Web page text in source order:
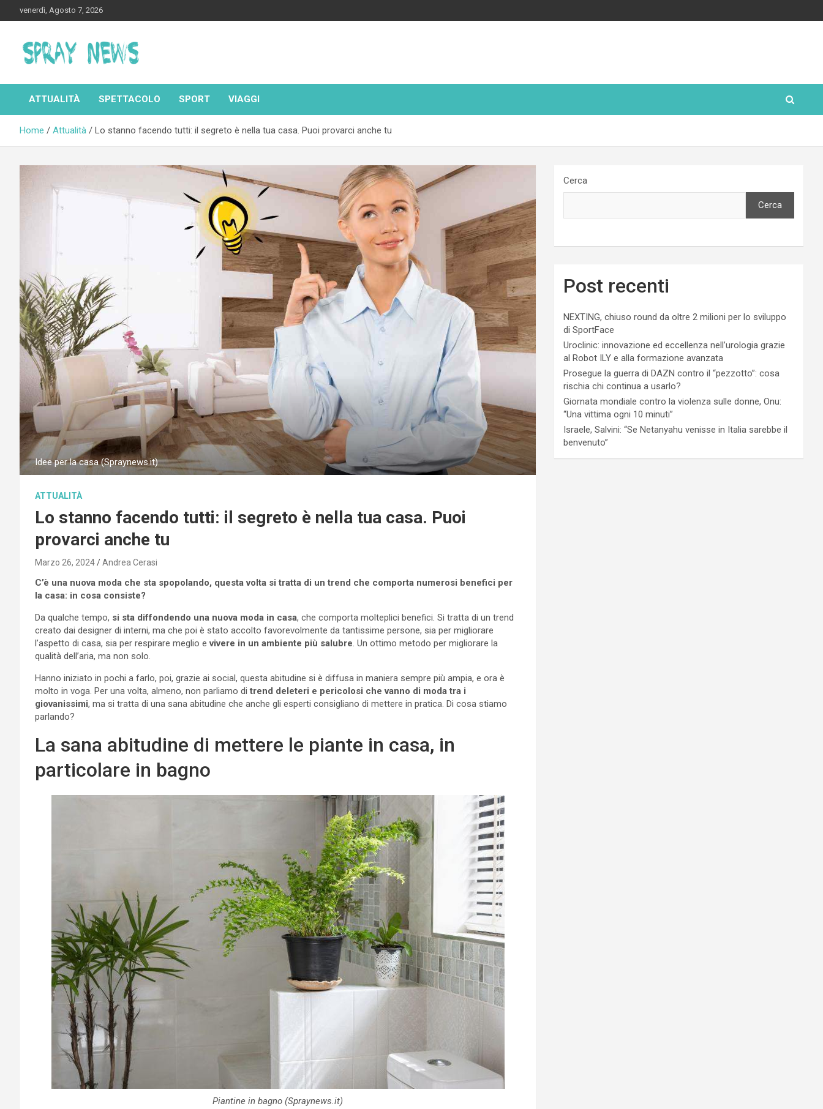
to
venerdì, Agosto 7, 2026
Spraynews.it
ATTUALITÀ SPETTACOLO SPORT VIAGGI
Home Attualità Lo stanno facendo tutti: il segreto è nella tua casa. Puoi provarci anche tu
Idee per la casa (Spraynews.it)
ATTUALITÀ
Lo stanno facendo tutti: il segreto è nella tua casa. Puoi
provarci anche tu
Marzo 26, 2024 Andrea Cerasi
C’è una nuova moda che sta spopolando, questa volta si tratta di un trend che comporta numerosi benefici per
la casa: in cosa consiste?
Da qualche tempo, si sta diffondendo una nuova moda in casa, che comporta molteplici benefici. Si tratta di un trend
creato dai designer di interni, ma che poi è stato accolto favorevolmente da tantissime persone, sia per migliorare
l’aspetto di casa, sia per respirare meglio evivere in un ambiente più salubre . Un ottimo metodo per migliorare la
qualità dell’aria, ma non solo.
Hanno iniziato in pochi a farlo, poi, grazie ai social, questa abitudine si è diffusa in maniera sempre più ampia, e ora è
molto in voga. Per una volta, almeno, non parliamo ditrend deleteri e pericolosi che vanno di moda tra i
giovanissimi, ma si tratta di una sana abitudine che anche gli esperti consigliano di mettere in pratica. Di cosa stiamo
parlando?
La sana abitudine di mettere le piante in casa, in
particolare in bagno
Piantine in bagno (Spraynews.it)
Cerca
Cerca
Post recenti
NEXTING, chiuso round da oltre 2 milioni per lo sviluppo
di SportFace
Uroclinic: innovazione ed eccellenza nell’urologia grazie
al Robot ILY e alla formazione avanzata
Prosegue la guerra di DAZN contro il “pezzotto”: cosa
rischia chi continua a usarlo?
Giornata mondiale contro la violenza sulle donne, Onu:
“Una vittima ogni 10 minuti”
Israele, Salvini: “Se Netanyahu venisse in Italia sarebbe il
benvenuto”